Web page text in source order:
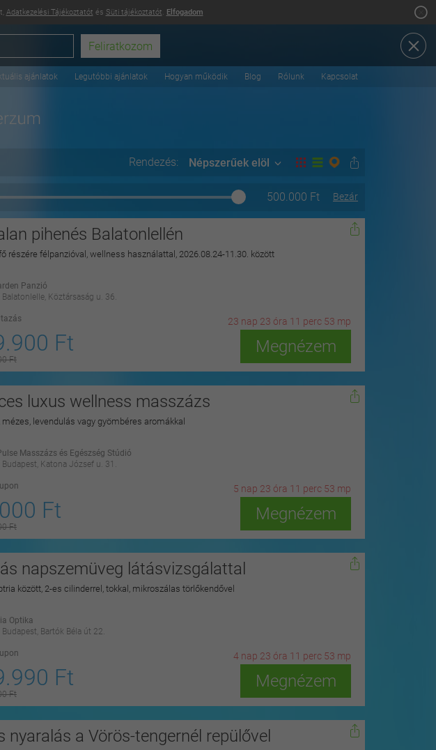
Adatkezelési Tájékoztatót és Süti tájékoztatót. Elfogadom
ajánlatok Legutóbbi ajánlatok Hogyan működik Blog Rólunk Kapcsolat
Rendezés: Népszerűek elöl
Bezár
500.000 Ft
pihenés Balatonlellén
részére félpanzióval, wellness használattal, 2026.08.24-11.30. között
Panzió
Köztársaság u. 36.
23 nap 23 óra 11 perc 51 mp
Ft
Ft
Megnézem
luxus wellness masszázs
mézes, levendulás vagy gyömbéres aromákkal
Masszázs és Egészség Stúdió
Budapest, Katona József u. 31.
5 nap 23 óra 11 perc 51 mp
Ft
Ft
Megnézem
napszemüveg látásvizsgálattal
között, 2-es cilinderrel, tokkal, mikroszálas törlőkendővel
Optika
Bartók Béla út 22.
4 nap 23 óra 11 perc 51 mp
Ft
Ft
Megnézem
nyaralás a Vörös-tengernél repülővel